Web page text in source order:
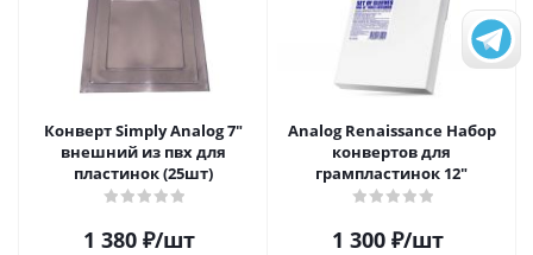
Конверт Simply Analog 7"
внешний из пвх для
пластинок (25шт)
1 380₽/шт
Analog Renaissance Набор
конвертов для
грампластинок 12"
1 300₽/шт